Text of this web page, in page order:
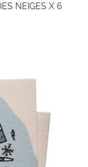
NEIGES X 6